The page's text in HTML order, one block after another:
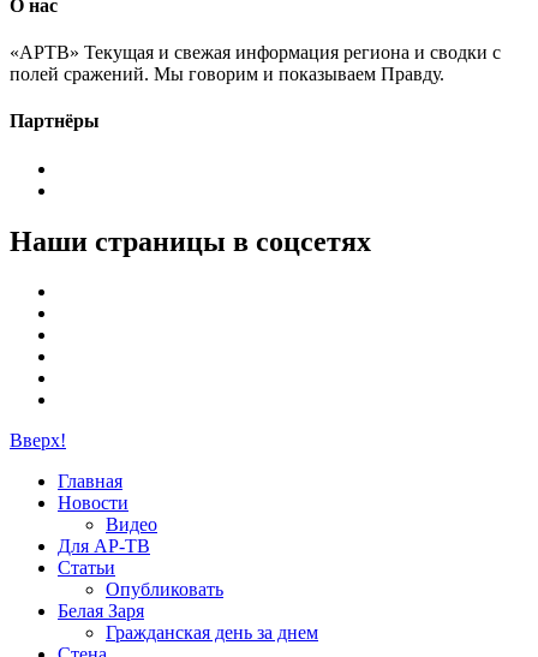
О нас
«АРТВ» Текущая и свежая информация региона и сводки с
полей сражений. Мы говорим и показываем Правду.
Партнёры
Наши страницы в соцсетях
Вверх!
Главная
Новости
Видео
Для АР-ТВ
Статьи
Опубликовать
Белая Заря
Гражданская день за днем